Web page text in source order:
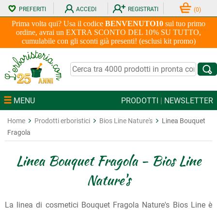
Prima volta qui? Usa il codice BENVENUTO10 sul tuo primo
ordine, avrai un EXTRA SCONTO DEL 10% SU TUTTO,
cumulabile con gli sconti già presenti! (esclusi kit promo)
PREFERITI ACCEDI REGISTRATI (0)
MENU PRODOTTI | NEWSLETTER
Home Prodotti erboristici Bios Line Nature's
Linea Bouquet
Fragola
Linea Bouquet Fragola - Bios Line
Nature's
La linea di cosmetici Bouquet Fragola Nature's Bios Line è